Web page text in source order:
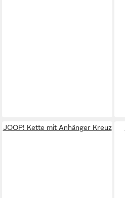
JOOP! Kette mit Anhänger Kreuz